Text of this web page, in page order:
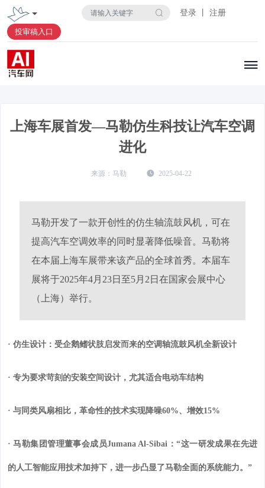
登录 丨 注册
投审稿入口
上海车展首发—马勒仿生科技让汽车空调
进化
马勒 2025-04-22
马勒开发了一款开创性的仿生轴流鼓风机，可在
提高汽车空调效率的同时显著降低噪音。马勒将
在本届上海车展带来该产品的全球首秀。本届车
展将于2025年4月23日至5月2日在国家会展中心
（上海）举行。
· 仿生设计：受企鹅鳍状肢启发而来的空调轴流鼓风机全新设计
· 专为要求苛刻的安装空间设计，尤其适合电动车结构
· 与同类风扇相比，革命性的技术实现降噪60%、增效15%
· 马勒集团管理董事会成员Jumana Al-Sibai：“这一研发成果在先进
的人工智能应用技术加持下，进一步凸显了马勒全面的系统能力。”